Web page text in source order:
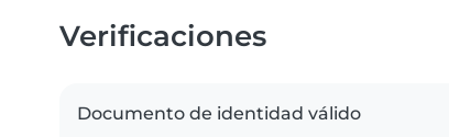
Verificaciones
Documento de identidad válido